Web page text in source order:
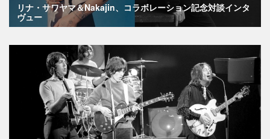
リナ・サワヤマ＆Nakajin、コラボレーション記念対談インタ
ヴュー